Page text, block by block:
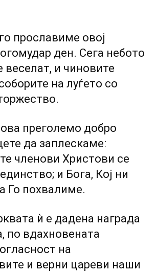
прославиме овој
ден. Сега небото
веселат, и чиновите
на луѓето со
ова преголемо добро
да заплескамеː
членови Христови се
и Бога, Кој ни
Го похвалиме.
ѝ е дадена награда
по вдахновената
на
и верни цареви наши